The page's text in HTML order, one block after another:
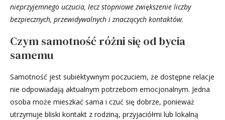
nieprzyjemnego uczucia, lecz stopniowe zwiększenie liczby
bezpiecznych, przewidywalnych i znaczących kontaktów.
Czym samotność różni się od bycia
samemu
Samotność jest subiektywnym poczuciem, że dostępne relacje
nie odpowiadają aktualnym potrzebom emocjonalnym. Jedna
osoba może mieszkać sama i czuć się dobrze, ponieważ
utrzymuje bliski kontakt z rodziną, przyjaciółmi lub lokalną